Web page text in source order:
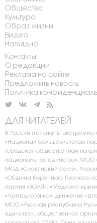
Общество
Культура
Образ жизни
Видео
Наглядно
Контакты
О редакции
Реклама на сайте
Предложить новость
Политика
ДЛЯ ЧИТАТЕЛЕЙ
В России признаны
«Национал-большевистская
городская общественная
национальное единство», МОО
МОД «Славянский союз»,
«Община Коренного Русского
партия «ВОЛЯ», «Меджлис
«Артподготовка», движение
МОО «Русская республика
единство», общественная